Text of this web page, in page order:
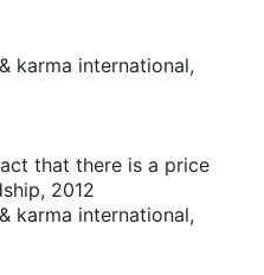
karma international,
that there is a price
2012
karma international,